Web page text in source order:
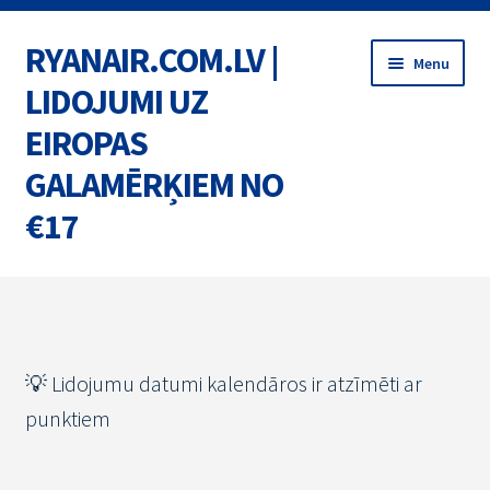
Skip
to
navigation
Skip
to
content
RYANAIR.COM.LV |
LIDOJUMI UZ
EIROPAS
GALAMĒRĶIEM NO
€17
Menu
MARŠRUTI
💡 Lidojumu datumi kalendāros ir atzīmēti ar
punktiem